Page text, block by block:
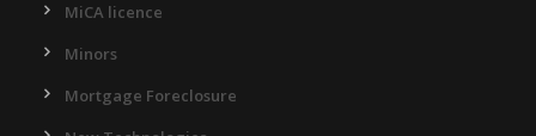
MiCA licence
Minors
Mortgage Foreclosure